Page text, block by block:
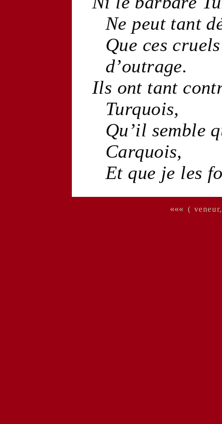
Ne peut tant
Que ces cruels
d’outrage.
Ils ont tant
Turquois,
Qu’il semble
Carquois,
Et que je les
««« (